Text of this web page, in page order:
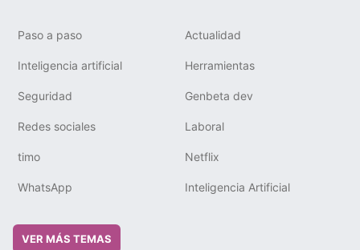
Paso a paso Actualidad
Inteligencia artificial Herramientas
Seguridad Genbeta dev
Redes sociales Laboral
timo Netflix
WhatsApp Inteligencia Artificial
VER MÁS TEMAS